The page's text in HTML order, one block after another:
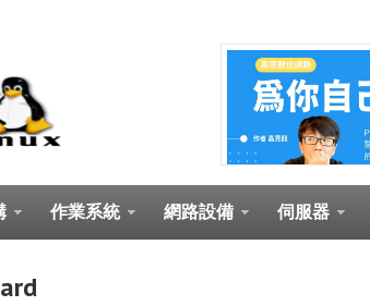
作業系統 網路設備 伺服器